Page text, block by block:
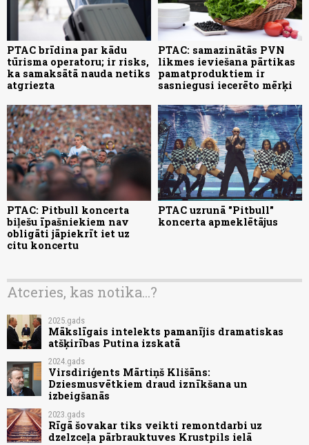
PTAC brīdina par kādu
tūrisma operatoru; ir risks,
ka samaksātā nauda netiks
atgriezta
PTAC: samazinātās PVN
likmes ieviešana pārtikas
pamatproduktiem ir
sasniegusi iecerēto mērķi
PTAC: Pitbull koncerta
biļešu īpašniekiem nav
obligāti jāpiekrīt iet uz
citu koncertu
PTAC uzrunā "Pitbull"
koncerta apmeklētājus
Atceries, kas notika...?
2025.gads
Mākslīgais intelekts pamanījis dramatiskas
atšķirības Putina izskatā
2024.gads
Virsdiriģents Mārtiņš Klišāns:
Dziesmusvētkiem draud iznīkšana un
izbeigšanās
2023.gads
Rīgā šovakar tiks veikti remontdarbi uz
dzelzceļa pārbrauktuves Krustpils ielā